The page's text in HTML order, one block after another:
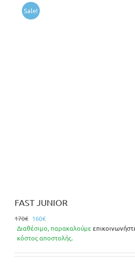
Sale!
FAST JUNIOR
170€ Original
price
was:
160€Η
τρέχουσα
τιμή
160€.
Διαθέσιμο, παρακαλούμε
κόστος αποστολής.